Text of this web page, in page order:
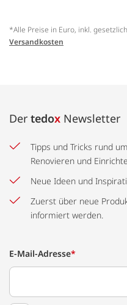
*Alle Preise in Euro, inkl.
Versandkosten
Der tedox Newsletter
Tipps und Tricks rund
Renovieren und
Neue Ideen und
Zuerst über neue
informiert werden.
E-Mail-Adresse*